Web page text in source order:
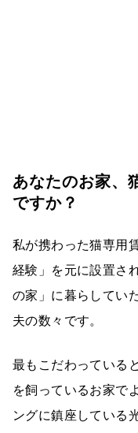
あなたのお家、
ですか？
私が携わった猫専用
経験」を元に設置さ
の家」に暮らしてい
夫の数々です。
最もこだわっている
を飼っているお家で
ングに鎮座している